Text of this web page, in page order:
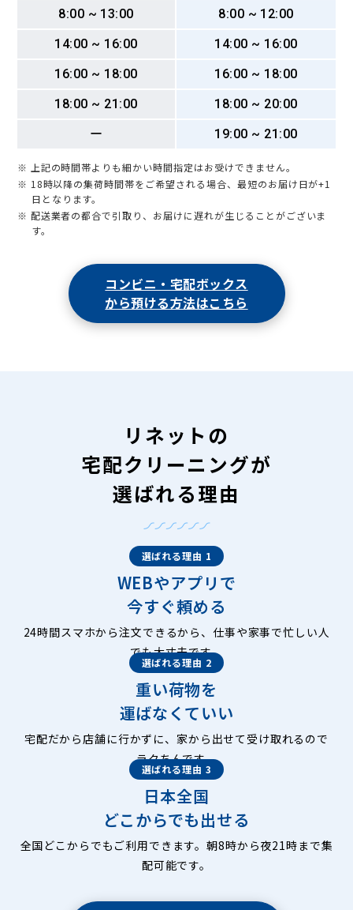
8:00 ~ 13:00
8:00 ~ 12:00
14:00 ~ 16:00
14:00 ~ 16:00
16:00 ~ 18:00
16:00 ~ 18:00
18:00 ~ 21:00
18:00 ~ 20:00
ー
19:00 ~ 21:00
※ 上記の時間帯よりも細かい時間指定はお受けできません。
※ 18時以降の集荷時間帯をご希望される場合、最短のお届け日が+1
日となります。
※ 配送業者の都合で引取り、お届けに遅れが生じることがございま
す。
コンビニ・宅配ボックス
から預ける方法はこちら
リネットの
宅配クリーニングが
選ばれる理由
選ばれる理由 1
WEBやアプリで
今すぐ頼める
24時間スマホから注文できるから、仕事や家事で忙しい人
でも大丈夫です。
選ばれる理由 2
重い荷物を
運ばなくていい
宅配だから店舗に行かずに、家から出せて受け取れるので
ラクちんです。
選ばれる理由 3
日本全国
どこからでも出せる
全国どこからでもご利用できます。朝8時から夜21時まで集
配可能です。